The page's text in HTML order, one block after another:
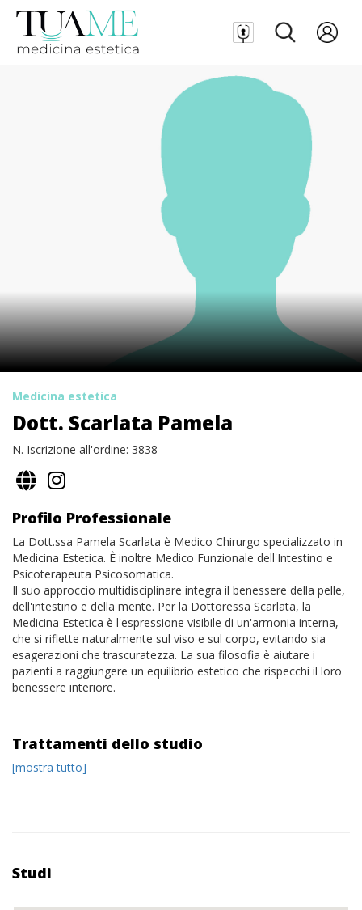
Medicina estetica
Dott. Scarlata Pamela
N. Iscrizione all'ordine: 3838
Profilo Professionale
La Dott.ssa Pamela Scarlata è Medico Chirurgo specializzato in
Medicina Estetica. È inoltre Medico Funzionale dell'Intestino e
Psicoterapeuta Psicosomatica.
Il suo approccio multidisciplinare integra il benessere della pelle,
dell'intestino e della mente. Per la Dottoressa Scarlata, la
Medicina Estetica è l'espressione visibile di un'armonia interna,
che si riflette naturalmente sul viso e sul corpo, evitando sia
esagerazioni che trascuratezza. La sua filosofia è aiutare i
pazienti a raggiungere un equilibrio estetico che rispecchi il loro
benessere interiore.
Trattamenti dello studio
[mostra tutto]
Studi